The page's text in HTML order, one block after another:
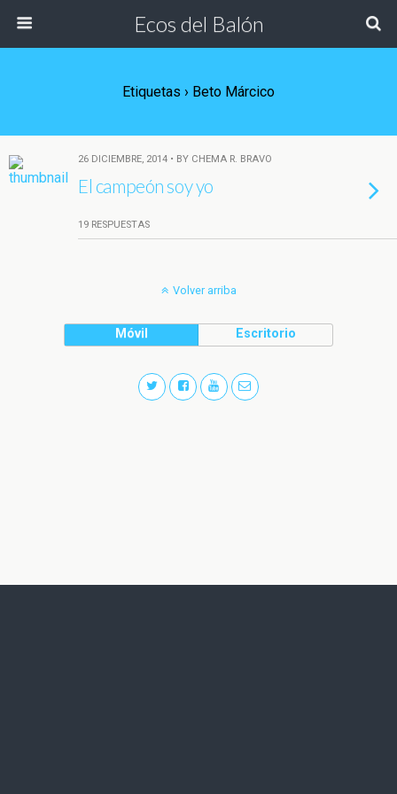
Ecos del Balón
Etiquetas › Beto Márcico
26 DICIEMBRE, 2014 • BY CHEMA R. BRAVO
El campeón soy yo
19 RESPUESTAS
Volver arriba
Móvil Escritorio